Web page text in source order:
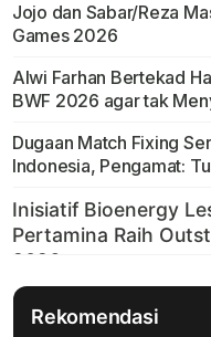
Jojo dan Sabar/Reza
Games 2026
Alwi Farhan Bertekad
BWF 2026 agar tak
Dugaan Match Fixing
Indonesia, Pengamat:
Rekomendasi